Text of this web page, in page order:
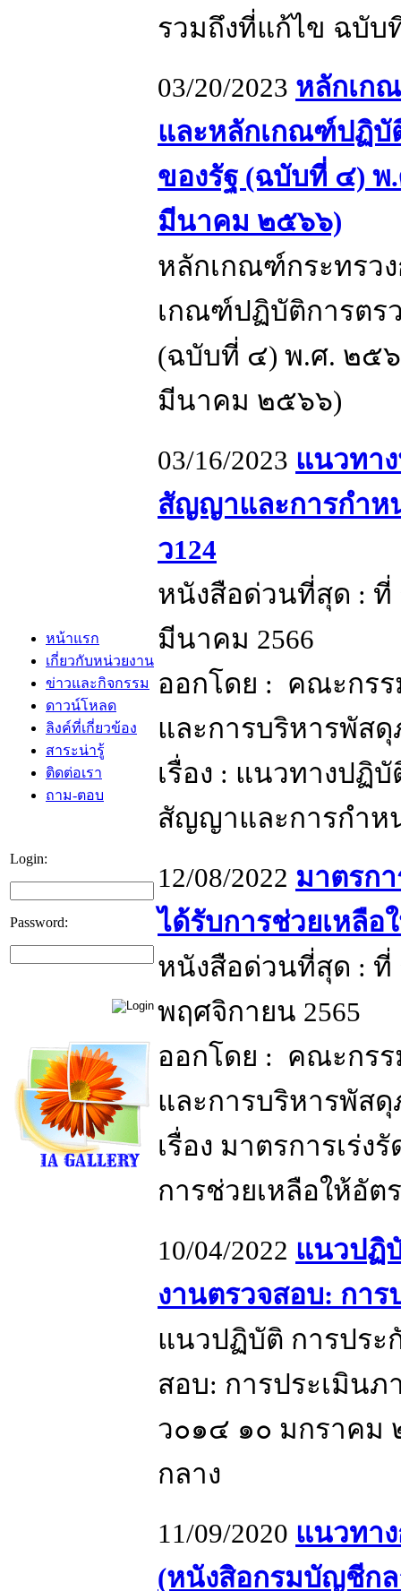
หน้าแรก
เกี่ยวกับหน่วยงาน
ข่าวและกิจกรรม
ดาวน์โหลด
ลิงค์ที่เกี่ยวข้อง
สาระน่ารู้
ติดต่อเรา
ถาม-ตอบ
Login:
Password:
รวมถึงที่แก้ไข ฉบั
03/20/2023 หลักเก
และหลักเกณฑ์ปฏิบั
ของรัฐ (ฉบับที่ ๔)
มีนาคม ๒๕๖๖)
หลักเกณฑ์กระทรว
เกณฑ์ปฏิบัติการตร
(ฉบับที่ ๔) พ.ศ. ๒๕
มีนาคม ๒๕๖๖)
03/16/2023 แนวทา
สัญญาและการกำ
ว124
หนังสือด่วนที่สุด : ที่
มีนาคม 2566
ออกโดย : คณะกร
และการบริหารพัส
เรื่อง : แนวทางปฏิ
สัญญาและการกำ
12/08/2022 มาตรก
ได้รับการช่วยเหลือ
หนังสือด่วนที่สุด : ที่
พฤศจิกายน 2565
ออกโดย : คณะกร
และการบริหารพัส
เรื่อง มาตรการเร่
การช่วยเหลือให้อัต
10/04/2022 แนวปฏิ
งานตรวจสอบ: การ
แนวปฏิบัติ การปร
สอบ: การประเมิน
ว๐๑๔ ๑๐ มกราคม
กลาง
11/09/2020 แนวทา
(หนังสิอกรมบัญชีก